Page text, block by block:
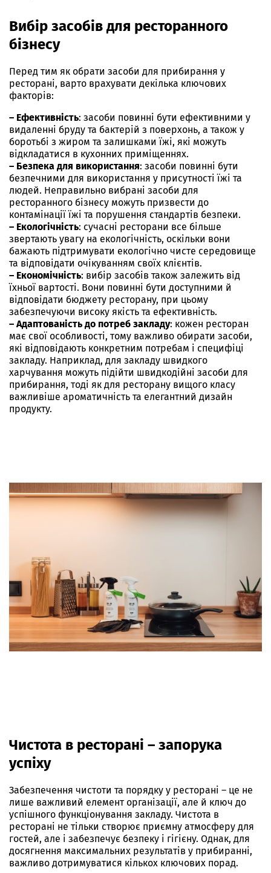
Вибір засобів для ресторанного
бізнесу
Перед тим як обрати засоби для прибирання у
ресторані, варто врахувати декілька ключових
факторів:
– Ефективність: засоби повинні бути ефективними у
видаленні бруду та бактерій з поверхонь, а також у
боротьбі з жиром та залишками їжі, які можуть
відкладатися в кухонних приміщеннях.
– Безпека для використання: засоби повинні бути
безпечними для використання у присутності їжі та
людей. Неправильно вибрані засоби для
ресторанного бізнесу можуть призвести до
контамінації їжі та порушення стандартів безпеки.
– Екологічність: сучасні ресторани все більше
звертають увагу на екологічність, оскільки вони
бажають підтримувати екологічно чисте середовище
та відповідати очікуванням своїх клієнтів.
– Економічність: вибір засобів також залежить від
їхньої вартості. Вони повинні бути доступними й
відповідати бюджету ресторану, при цьому
забезпечуючи високу якість та ефективність.
– Адаптованість до потреб закладу: кожен ресторан
має свої особливості, тому важливо обирати засоби,
які відповідають конкретним потребам і специфіці
закладу. Наприклад, для закладу швидкого
харчування можуть підійти швидкодійні засоби для
прибирання, тоді як для ресторану вищого класу
важливіше ароматичність та елегантний дизайн
продукту.
Чистота в ресторані – запорука
успіху
Забезпечення чистоти та порядку у ресторані – це не
лише важливий елемент організації, але й ключ до
успішного функціонування закладу. Чистота в
ресторані не тільки створює приємну атмосферу для
гостей, але і забезпечує безпеку і гігієну. Однак, для
досягнення максимальних результатів у прибиранні,
важливо дотримуватися кількох ключових порад.